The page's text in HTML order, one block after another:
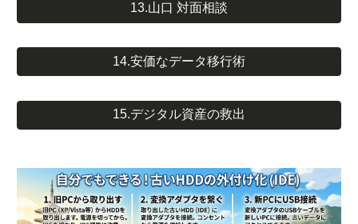
13.山口 対面相談
14.安価なデータ移行術
15.デジタル資産の救出